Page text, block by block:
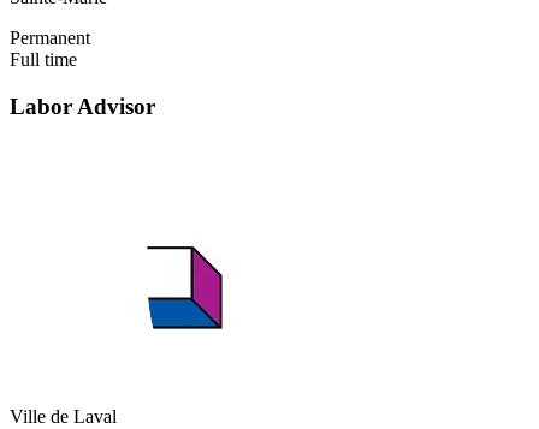
Permanent
Full time
Labor Advisor
Ville de Laval